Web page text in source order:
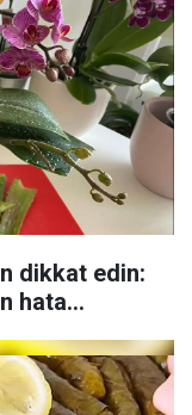
dikkat edin:
hata...